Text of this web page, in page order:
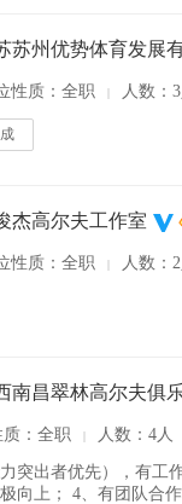
性质：全职 | 人数：
杰高尔夫工作室
性质：全职 | 人数：
南昌翠林高尔夫俱
：全职 | 人数：4人
突出者优先），有工
向上； 4、有团队合